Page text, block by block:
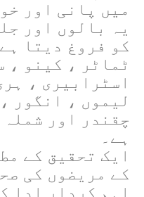
میں پانی اور
یہ بالوں اور
کو فروغ دیتا
ٹماٹر ، کینو ،
اسٹرابیری ،
لیموں ، انگور
چقندر اور
ہے۔
ایک تحقیق کے
کے مریضوں کی
اہم کردار ادا